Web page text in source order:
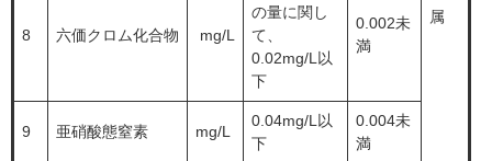
属
8 六価クロム化合物 mg/L
の量に関し
て、
0.02mg/L以
下
0.002未
満
9 亜硝酸態窒素 mg/L
0.04mg/L以
下
0.004未
満